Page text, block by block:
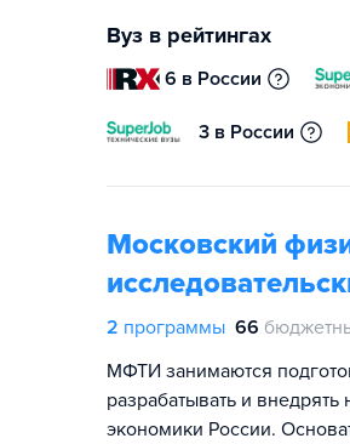
Вуз в рейтингах
6 в России
3 в России
Московский
2 программы 66
МФТИ занимаются
разрабатывать и
экономики России.